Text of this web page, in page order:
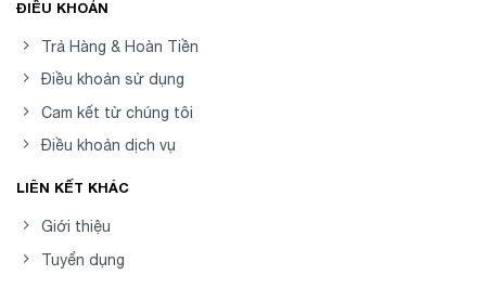
ĐIỀU KHOẢN
Trả Hàng & Hoàn Tiền
Điều khoản sử dụng
Cam kết từ chúng tôi
Điều khoản dịch vụ
LIÊN KẾT KHÁC
Giới thiệu
Tuyển dụng